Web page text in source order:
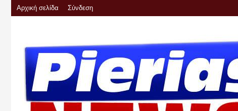
Αρχική σελίδα Σύνδεση